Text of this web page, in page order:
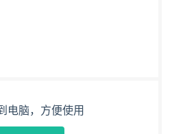
电脑，方便使用